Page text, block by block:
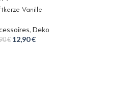
Vanille
, Deko
€ 12,90€